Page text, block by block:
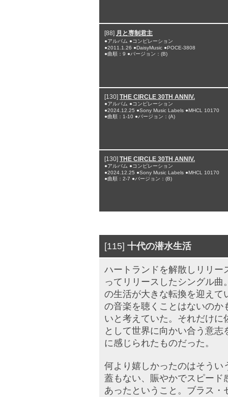
[88] 月と専制君主
●アルバム ●コンピレーション
●2011.1.26 ●DaisyMusic ●POCE-3808
●曲順：9 ●バージョン：(B)
[130] THE CIRCLE 30TH ANNIV.
●アルバム ●コンピレーション
●2024.12.25 ●Sony Music Labels ●MHCL 10170
●曲順：1-10 ●バージョン：(A)
[130] THE CIRCLE 30TH ANNIV.
●アルバム ●コンピレーション
●2024.12.25 ●Sony Music Labels ●MHCL 10170
●曲順：2-7 ●バージョン：(B)
[115] 十代の潜水生活
ハートランドを解散しリリー
ってリリースしたシングル
の生活が大きな転換を迎えて
の音楽を聴くことはないのか
いと考えていた。それだけ
として世界に向かい合う意
に感じられたものだった。
何より嬉しかったのはそうい
蓋もない、賑やかでスピード
あったということ。ブラス